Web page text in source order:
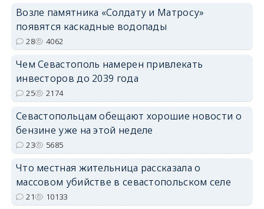
Возле памятника «Солдату и Матросу»
появятся каскадные водопады
28 4062
Чем Севастополь намерен привлекать
инвесторов до 2039 года
25 2174
Севастопольцам обещают хорошие новости о
бензине уже на этой неделе
23 5685
Что местная жительница рассказала о
массовом убийстве в севастопольском селе
21 10133